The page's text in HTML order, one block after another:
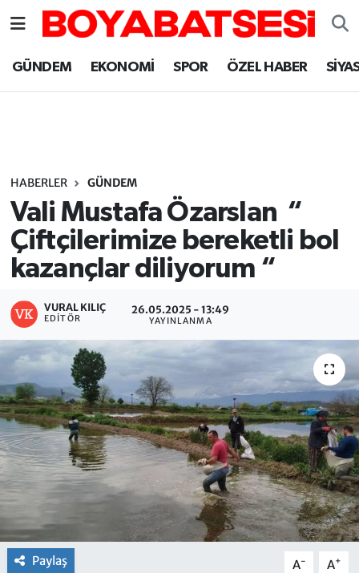
GÜNDEM EKONOMİ SPOR ÖZEL HABER
HABERLER GÜNDEM
Vali Mustafa Özarslan “
Çiftçilerimize bereketli bol
kazançlar diliyorum “
VURAL KILIÇ
EDITÖR
26.05.2025 - 13:49
YAYINLANMA
Paylaş A- A+
Sinop Nöbetçi Eczaneler
Sinop Trafik Yoğunluk Haritası
Süper Lig Puan Durumu ve Fikstür
Tüm Manşetler
Son Dakika Haberleri
Haber Arşivi